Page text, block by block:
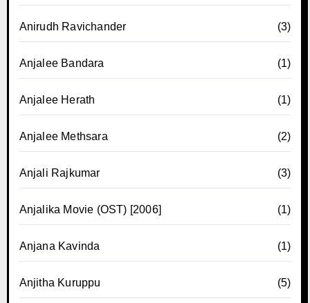
Anirudh Ravichander (3)
Anjalee Bandara (1)
Anjalee Herath (1)
Anjalee Methsara (2)
Anjali Rajkumar (3)
Anjalika Movie (OST) [2006] (1)
Anjana Kavinda (1)
Anjitha Kuruppu (5)